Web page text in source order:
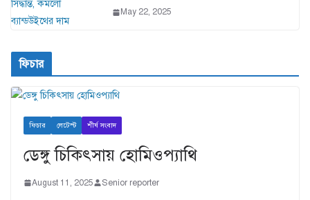
May 22, 2025
ফিচার
ফিচার লেটেস্ট শীর্ষ সংবাদ
ডেঙ্গু চিকিৎসায় হোমিওপ্যাথি
August 11, 2025 Senior reporter